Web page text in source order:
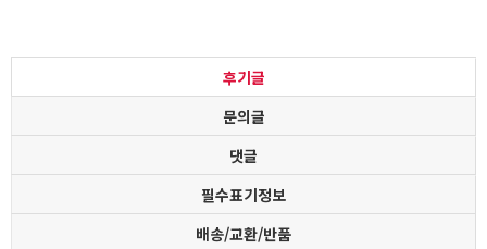
후기글
문의글
댓글
필수표기정보
배송/교환/반품